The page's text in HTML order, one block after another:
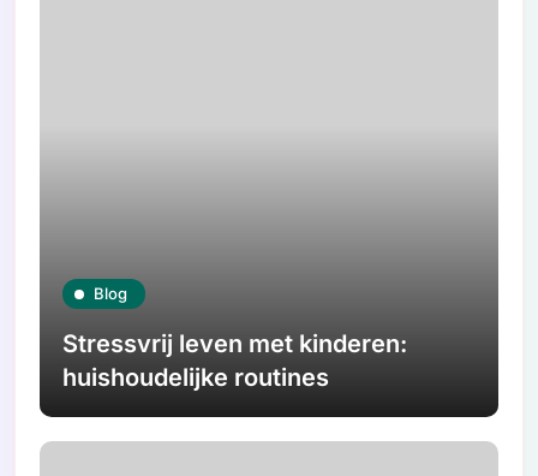
Blog
Stressvrij leven met kinderen:
huishoudelijke routines